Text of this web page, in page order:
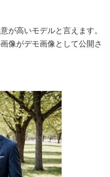
が高いモデルと言えます。
像がデモ画像として公開さ